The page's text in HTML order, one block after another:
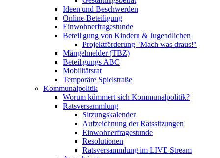
Ideen und Beschwerden
Online-Beteiligung
Einwohnerfragestunde
Beteiligung von Kindern & Jugendlichen
Projektförderung "Mach was draus!"
Mängelmelder (TBZ)
Beteiligungs ABC
Mobilitätsrat
Temporäre Spielstraße
Kommunalpolitik
Worum kümmert sich Kommunalpolitik?
Ratsversammlung
Sitzungskalender
Aufzeichnung der Ratssitzungen
Einwohnerfragestunde
Resolutionen
Ratsversammlung im LIVE Stream